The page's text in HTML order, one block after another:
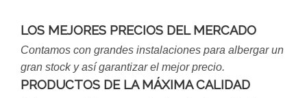
LOS MEJORES PRECIOS DEL MERCADO
Contamos con grandes instalaciones para albergar un
gran stock y así garantizar el mejor precio.
PRODUCTOS DE LA MÁXIMA CALIDAD